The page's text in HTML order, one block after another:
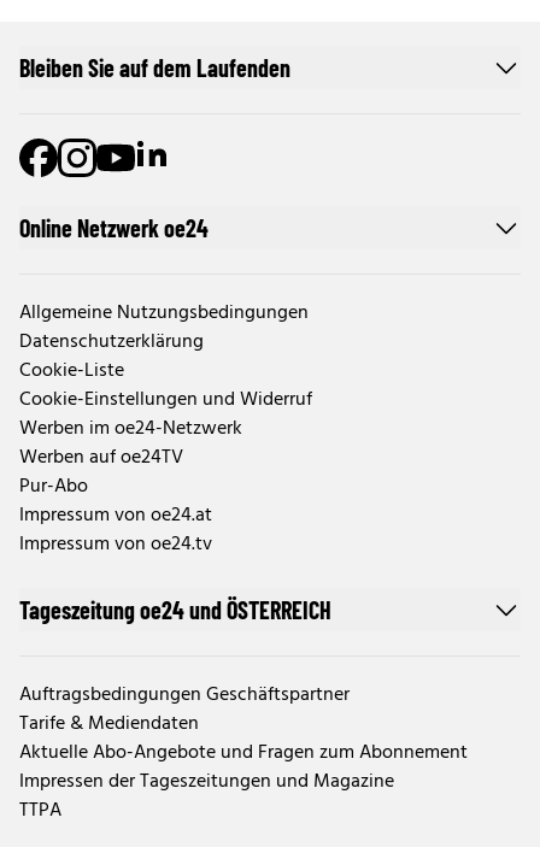
Online Netzwerk oe24
Allgemeine Nutzungsbedingungen
Datenschutzerklärung
Cookie-Liste
Cookie-Einstellungen und Widerruf
Werben im oe24-Netzwerk
Werben auf oe24TV
Pur-Abo
Impressum von oe24.at
Impressum von oe24.tv
Tageszeitung oe24 und ÖSTERREICH
Auftragsbedingungen Geschäftspartner
Tarife & Mediendaten
Aktuelle Abo-Angebote und Fragen zum Abonnement
Impressen der Tageszeitungen und Magazine
TTPA
Bleiben Sie auf dem Laufenden